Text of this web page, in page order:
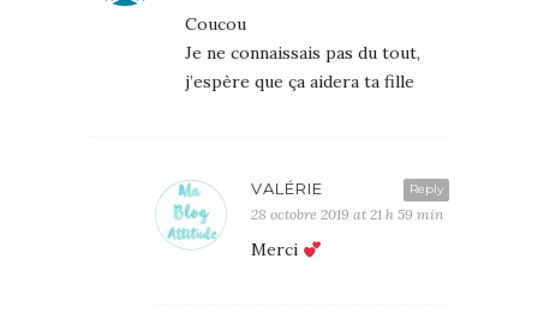
Coucou
Je ne connaissais pas du tout,
j’espère que ça aidera ta fille
Reply
VALÉRIE
28 octobre 2019 at 21 h 59 min
Merci